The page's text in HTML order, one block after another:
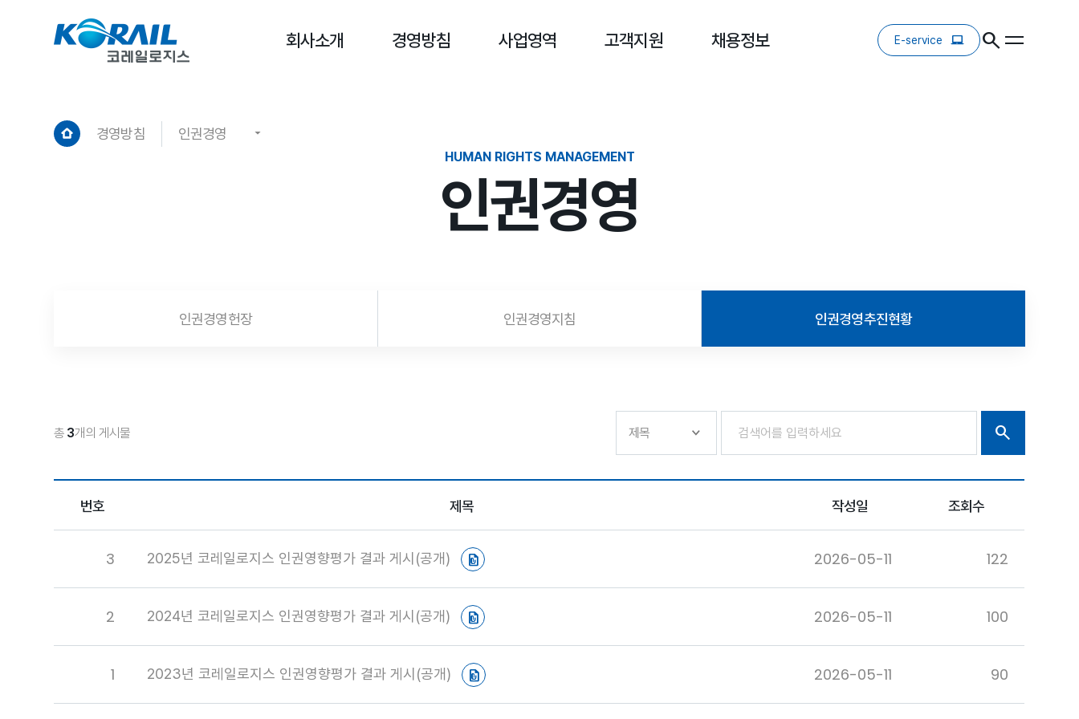
E-service
회사소개 경영방침 사업영역 고객지원 채용정보
경영방침 인권경영
HUMAN RIGHTS MANAGEMENT
인권경영
인권경영헌장 인권경영지침 인권경영추진현황
총 3개의 게시물
번호 제목 작성일 조회수
3 2025년 코레일로지스 인권영향평가 결과 게시(공개) 2026-05-11 122
2 2024년 코레일로지스 인권영향평가 결과 게시(공개) 2026-05-11 100
1 2023년 코레일로지스 인권영향평가 결과 게시(공개) 2026-05-11 90